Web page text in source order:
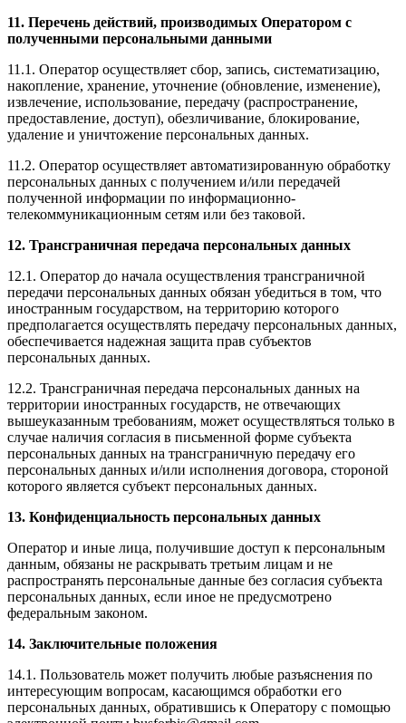
11. Перечень действий, производимых Оператором с
полученными персональными данными
11.1. Оператор осуществляет сбор, запись, систематизацию,
накопление, хранение, уточнение (обновление, изменение),
извлечение, использование, передачу (распространение,
предоставление, доступ), обезличивание, блокирование,
удаление и уничтожение персональных данных.
11.2. Оператор осуществляет автоматизированную обработку
персональных данных с получением и/или передачей
полученной информации по информационно-
телекоммуникационным сетям или без таковой.
12. Трансграничная передача персональных данных
12.1. Оператор до начала осуществления трансграничной
передачи персональных данных обязан убедиться в том, что
иностранным государством, на территорию которого
предполагается осуществлять передачу персональных данных,
обеспечивается надежная защита прав субъектов
персональных данных.
12.2. Трансграничная передача персональных данных на
территории иностранных государств, не отвечающих
вышеуказанным требованиям, может осуществляться только в
случае наличия согласия в письменной форме субъекта
персональных данных на трансграничную передачу его
персональных данных и/или исполнения договора, стороной
которого является субъект персональных данных.
13. Конфиденциальность персональных данных
Оператор и иные лица, получившие доступ к персональным
данным, обязаны не раскрывать третьим лицам и не
распространять персональные данные без согласия субъекта
персональных данных, если иное не предусмотрено
федеральным законом.
14. Заключительные положения
14.1. Пользователь может получить любые разъяснения по
интересующим вопросам, касающимся обработки его
персональных данных, обратившись к Оператору с помощью